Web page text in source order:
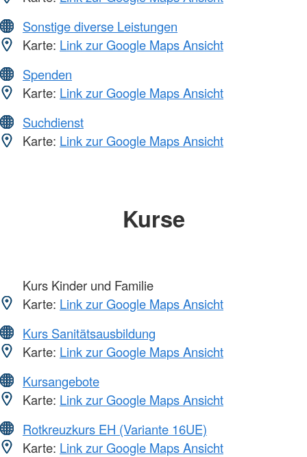
Sonstige diverse Leistungen
Karte: Link zur Google Maps Ansicht
Spenden
Karte: Link zur Google Maps Ansicht
Suchdienst
Karte: Link zur Google Maps Ansicht
Kurse
Kurs Kinder und Familie
Karte: Link zur Google Maps Ansicht
Kurs Sanitätsausbildung
Karte: Link zur Google Maps Ansicht
Kursangebote
Karte: Link zur Google Maps Ansicht
Rotkreuzkurs EH (Variante 16UE)
Karte: Link zur Google Maps Ansicht